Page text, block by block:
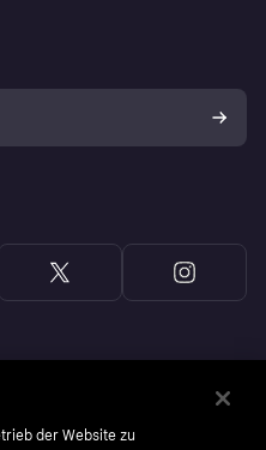
der Website zu